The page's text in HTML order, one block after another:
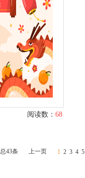
阅读数： 68
总43条 上一页 1 2 3 4 5